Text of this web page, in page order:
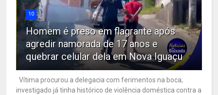
10
Homem é preso em flagrante após
agredir namorada de 17 anos e
quebrar celular dela em Nova Iguaçu
Vítima procurou a delegacia com ferimentos na boca;
investigado já tinha histórico de violência doméstica contra a